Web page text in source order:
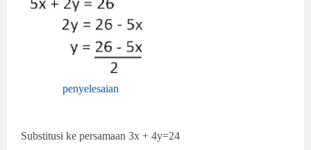
penyelesaian
Substitusi ke persamaan 3x + 4y=24